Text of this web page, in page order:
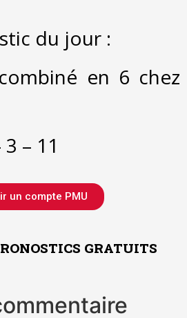
du jour :
en 6 chez
– 11
un compte PMU
GRATUITS